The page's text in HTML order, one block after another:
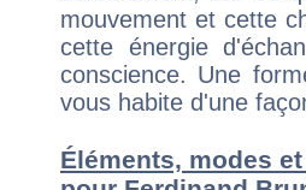
mouvement et cette
cette énergie
conscience. Une
vous habite d'une
Éléments, modes